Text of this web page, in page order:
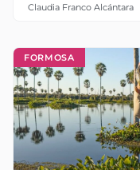
Claudia Franco Alcántara
FORMOSA